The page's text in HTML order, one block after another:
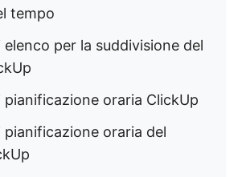
tempo
elenco per la suddivisione del
pianificazione oraria ClickUp
pianificazione oraria del